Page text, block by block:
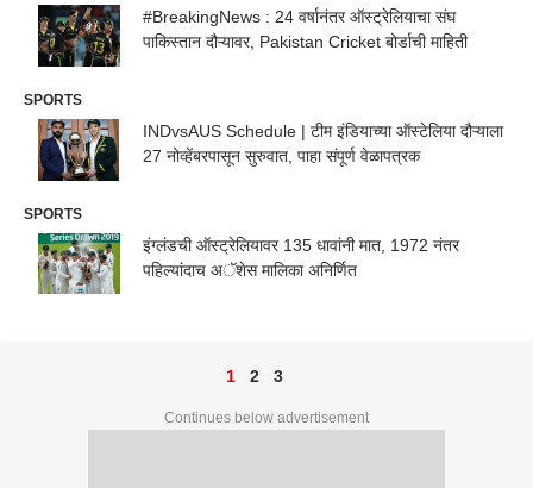
#BreakingNews : 24 वर्षानंतर ऑस्ट्रेलियाचा संघ
पाकिस्तान दौऱ्यावर, Pakistan Cricket बोर्डाची माहिती
SPORTS
INDvsAUS Schedule | टीम इंडियाच्या ऑस्टेलिया दौऱ्याला
27 नोव्हेंबरपासून सुरुवात, पाहा संपूर्ण वेळापत्रक
SPORTS
इंग्लंडची ऑस्ट्रेलियावर 135 धावांनी मात, 1972 नंतर
पहिल्यांदाच अॅशेस मालिका अनिर्णित
1 2 3
Continues below advertisement